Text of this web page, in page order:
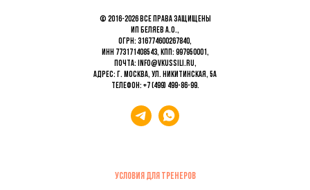
© 2016-2026 Все права защищены
ИП Беляев А.О.,
ОГРН: 316774600267840,
ИНН 773171408543, КПП: 997950001,
Почта: info@vkussili.ru,
Адрес: г. Москва, ул. Никитинская, 5а
Телефон: +7 (499) 499-86-99.
Условия для тренеров